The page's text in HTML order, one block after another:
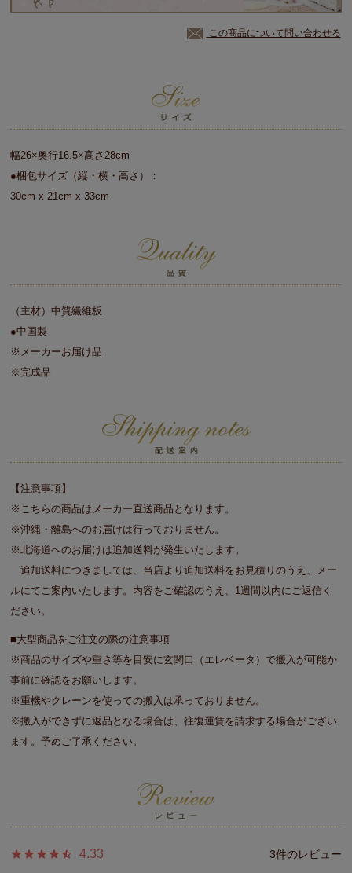
この商品について問い合わせる
幅26×奥行16.5×高さ28cm
●梱包サイズ（縦・横・高さ）：
30cm x 21cm x 33cm
（主材）中質繊維板
●中国製
※メーカーお届け品
※完成品
【注意事項】
※こちらの商品はメーカー直送商品となります。
※沖縄・離島へのお届けは行っておりません。
※北海道へのお届けは追加送料が発生いたします。
追加送料につきましては、当店より追加送料をお見積りのうえ、メー
ルにてご案内いたします。内容をご確認のうえ、1週間以内にご返信く
ださい。
■大型商品をご注文の際の注意事項
※商品のサイズや重さ等を目安に玄関口（エレベータ）で搬入が可能か
事前に確認をお願いします。
※重機やクレーンを使っての搬入は承っておりません。
※搬入ができずに返品となる場合は、往復運賃を請求する場合がござい
ます。予めご了承ください。
4.33 3